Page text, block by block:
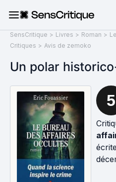
SensCritique > Livres > Roman >
Critiques > Avis de zemoko
Un polar
5